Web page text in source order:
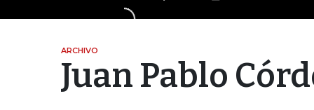
ARCHIVO
Juan Pablo